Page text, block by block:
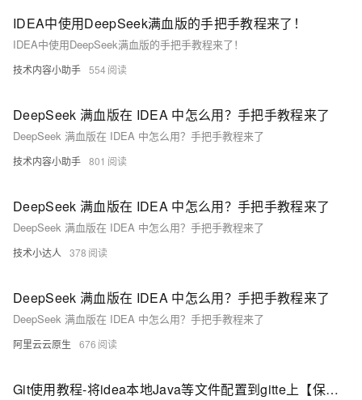
IDEA中使用DeepSeek满血版的手把手教程来了！
IDEA中使用DeepSeek满血版的手把手教程来了！
技术内容小助手 554
DeepSeek 满血版在 IDEA 中怎么用？手把手教程来了
DeepSeek 满血版在 IDEA 中怎么用？手把手教程来了
技术内容小助手 801
DeepSeek 满血版在 IDEA 中怎么用？手把手教程来了
DeepSeek 满血版在 IDEA 中怎么用？手把手教程来了
技术小达人 378
DeepSeek 满血版在 IDEA 中怎么用？手把手教程来了
DeepSeek 满血版在 IDEA 中怎么用？手把手教程来了
阿里云云原生 676
Git使用教程-将idea本地Java等文件配置到gitte上【保姆级教程】